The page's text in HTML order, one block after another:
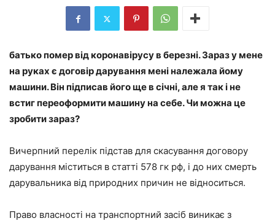
батько помер від коронавірусу в березні. Зараз у мене
на руках є договір дарування мені належала йому
машини. Він підписав його ще в січні, але я так і не
встиг переоформити машину на себе. Чи можна це
зробити зараз?
Вичерпний перелік підстав для скасування договору
дарування міститься в статті 578 гк рф, і до них смерть
дарувальника від природних причин не відноситься.
Право власності на транспортний засіб виникає з